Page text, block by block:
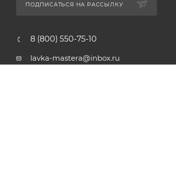
ПОДПИСАТЬСЯ НА РАССЫЛКУ
8 (800) 550-75-10
lavka-mastera@inbox.ru